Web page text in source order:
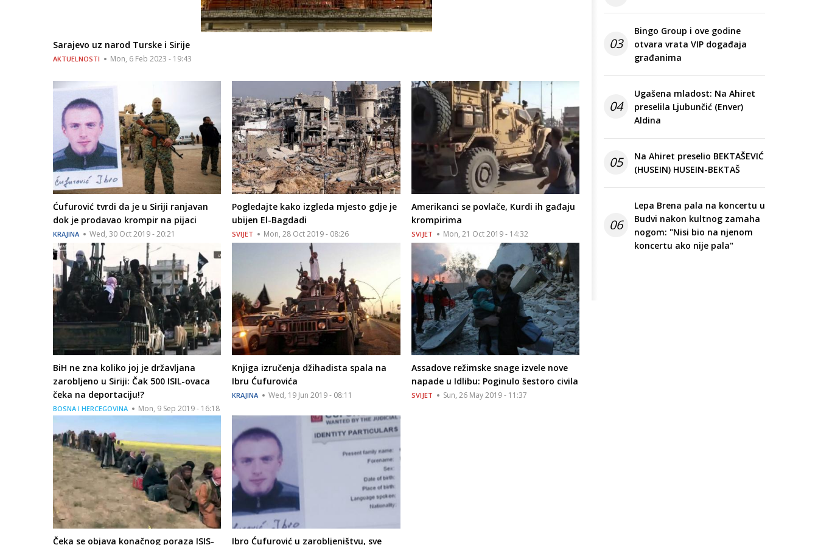
Sarajevo uz narod Turske i Sirije
AKTUELNOSTI Mon, 6 Feb 2023 - 19:43
Ćufurović tvrdi da je u Siriji ranjavan
dok je prodavao krompir na pijaci
KRAJINA Wed, 30 Oct 2019 - 20:21
Pogledajte kako izgleda mjesto gdje je
ubijen El-Bagdadi
SVIJET Mon, 28 Oct 2019 - 08:26
Amerikanci se povlače, Kurdi ih gađaju
krompirima
SVIJET Mon, 21 Oct 2019 - 14:32
BiH ne zna koliko joj je državljana
zarobljeno u Siriji: Čak 500 ISIL-ovaca
čeka na deportaciju!?
BOSNA I HERCEGOVINA Mon, 9 Sep 2019 - 16:18
Knjiga izručenja džihadista spala na
Ibru Ćufurovića
KRAJINA Wed, 19 Jun 2019 - 08:11
Assadove režimske snage izvele nove
napade u Idlibu: Poginulo šestoro civila
SVIJET Sun, 26 May 2019 - 11:37
Čeka se objava konačnog poraza ISIS- Ibro Ćufurović u zarobljeništvu, sve
03
Bingo Group i ove godine
otvara vrata VIP događaja
građanima
04
Ugašena mladost: Na Ahiret
preselila Ljubunčić (Enver)
Aldina
05
Na Ahiret preselio BEKTAŠEVIĆ
(HUSEIN) HUSEIN-BEKTAŠ
06
Lepa Brena pala na koncertu u
Budvi nakon kultnog zamaha
nogom: "Nisi bio na njenom
koncertu ako nije pala"